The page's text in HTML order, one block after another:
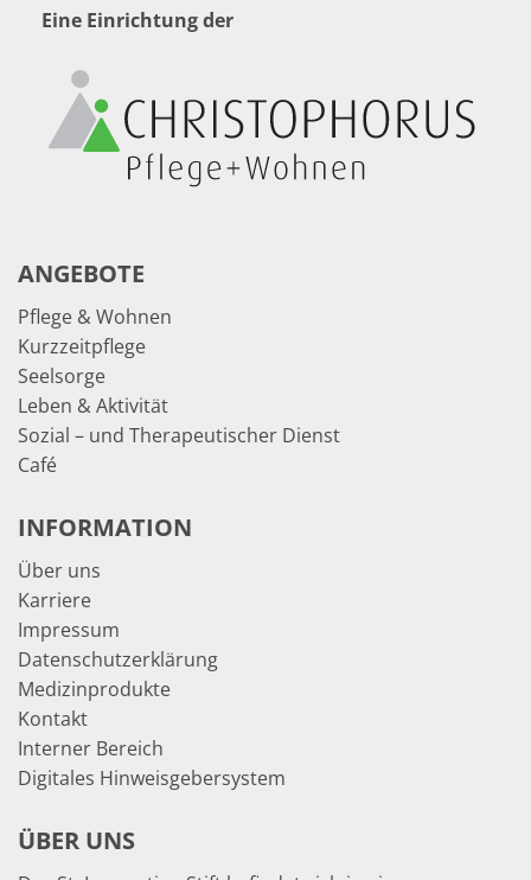
Eine Einrichtung der
ANGEBOTE
Pflege & Wohnen
Kurzzeitpflege
Seelsorge
Leben & Aktivität
Sozial – und Therapeutischer Dienst
Café
INFORMATION
Über uns
Karriere
Impressum
Datenschutzerklärung
Medizinprodukte
Kontakt
Interner Bereich
Digitales Hinweisgebersystem
ÜBER UNS